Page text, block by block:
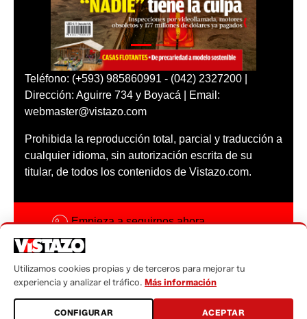
Teléfono: (+593) 985860991 - (042) 2327200 |
Dirección: Aguirre 734 y Boyacá | Email:
webmaster@vistazo.com
Prohibida la reproducción total, parcial y traducción a
cualquier idioma, sin autorización escrita de su
titular, de todos los contenidos de Vistazo.com.
Empieza a seguirnos ahora
Código ética
Sugerencias a:
sugerencias@vistazo.com
Utilizamos cookies propias y de terceros para mejorar tu
experiencia y analizar el tráfico. Más información
CONFIGURAR ACEPTAR